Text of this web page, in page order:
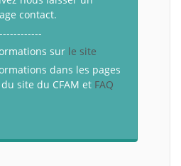
contact.
sur le site
dans les pages
du site du CFAM et FAQ